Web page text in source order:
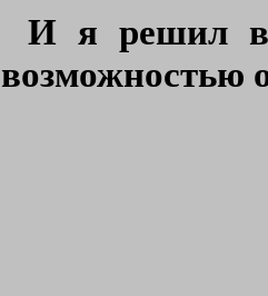
И я решил
возможностью